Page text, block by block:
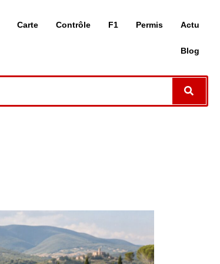
Carte Contrôle F1 Permis Actu
Blog